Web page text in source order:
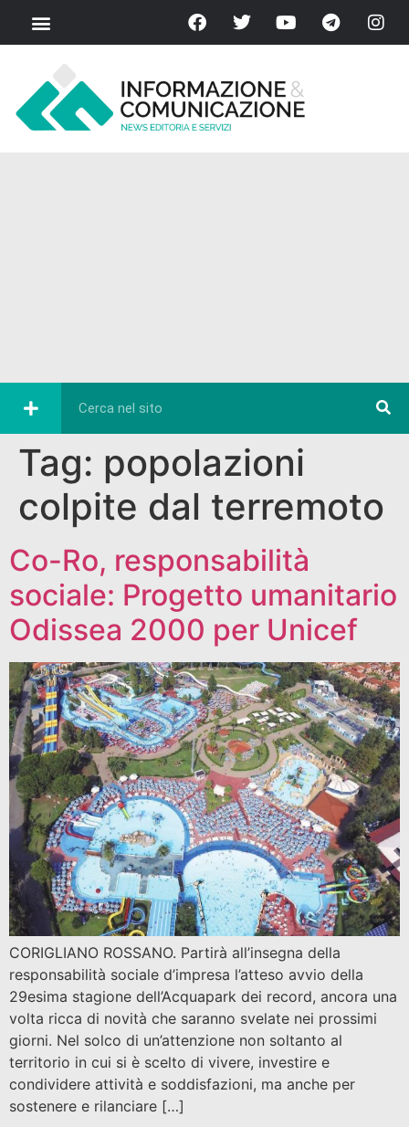
Tag: popolazioni
colpite dal terremoto
Co-Ro, responsabilità
sociale: Progetto umanitario
Odissea 2000 per Unicef
CORIGLIANO ROSSANO. Partirà all’insegna della
responsabilità sociale d’impresa l’atteso avvio della
29esima stagione dell’Acquapark dei record, ancora una
volta ricca di novità che saranno svelate nei prossimi
giorni. Nel solco di un’attenzione non soltanto al
territorio in cui si è scelto di vivere, investire e
condividere attività e soddisfazioni, ma anche per
sostenere e rilanciare […]